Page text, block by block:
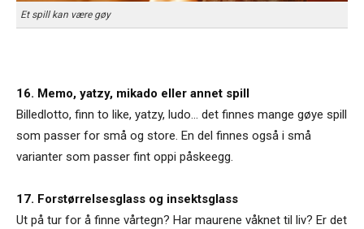
Et spill kan være gøy
16. Memo, yatzy, mikado eller annet spill
Billedlotto, finn to like, yatzy, ludo... det finnes mange gøye spill
som passer for små og store. En del finnes også i små
varianter som passer fint oppi påskeegg.
17. Forstørrelsesglass og insektsglass
Ut på tur for å finne vårtegn? Har maurene våknet til liv? Er det